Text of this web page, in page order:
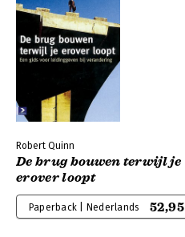
Robert Quinn
De brug bouwen terwijl je
erover loopt
Paperback | Nederlands 52,95